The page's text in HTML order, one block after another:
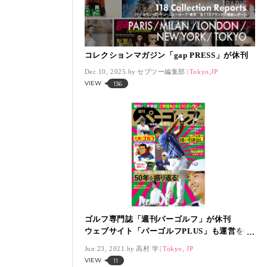
コレクションマガジン「gap PRESS」が休刊
Dec 10, 2025. セブツー編集部 Tokyo,JP
VIEW 136
ゴルフ専門誌「週刊パーゴルフ」が休刊
ウェブサイト「パーゴルフPLUS」も運営を終
Jun 23, 2021. 高村 学 Tokyo, JP
VIEW 11